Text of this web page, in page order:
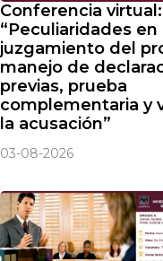
Conferencia virtual:
“Peculiaridades en
juzgamiento del
manejo de
previas, prueba
complementaria y
la acusación”
03-08-2026